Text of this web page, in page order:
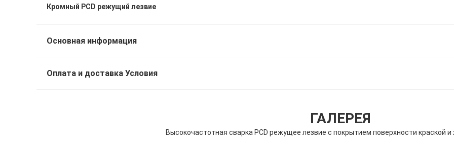
Кромный PCD режущий лезвие
Основная информация
Оплата и доставка Условия
ГАЛЕРЕЯ
Высокочастотная сварка PCD режущее лезвие с покрытием поверхности краской и